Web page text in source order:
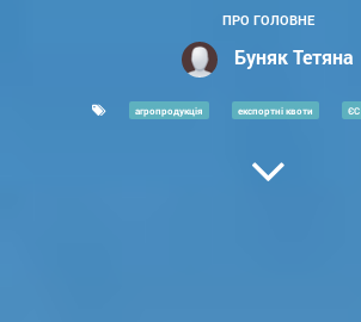
ПРО ГОЛОВНЕ
Буняк Тетяна
агропродукція експортні квоти ЄС